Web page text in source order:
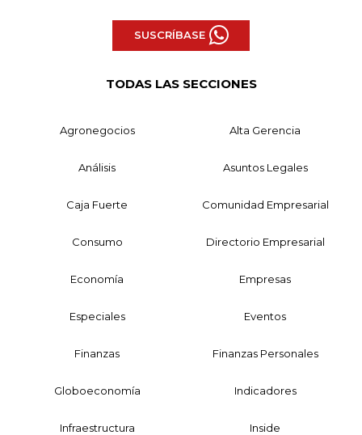
SUSCRÍBASE
TODAS LAS SECCIONES
Agronegocios Alta Gerencia
Análisis Asuntos Legales
Caja Fuerte Comunidad Empresarial
Consumo Directorio Empresarial
Economía Empresas
Especiales Eventos
Finanzas Finanzas Personales
Globoeconomía Indicadores
Infraestructura Inside